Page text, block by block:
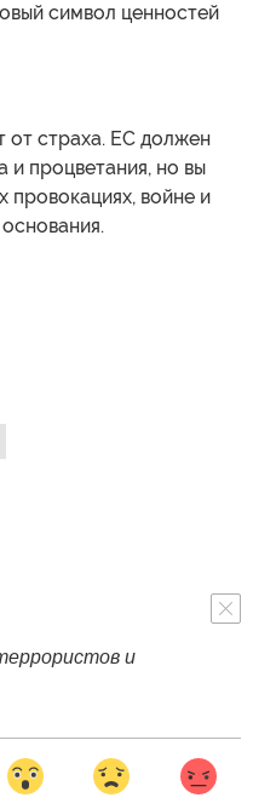
символ ценностей
от страха. ЕС должен
и процветания, но вы
провокациях, войне и
и